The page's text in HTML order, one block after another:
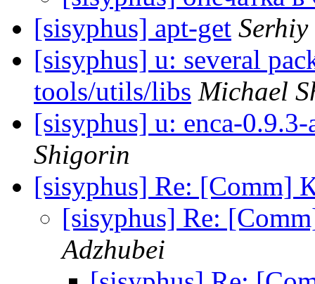
[sisyphus] apt-get
[sisyphus] u: several
tools/utils/libs Michael
[sisyphus] u: enca-
Shigorin
[sisyphus] Re: [Comm]
[sisyphus] Re:
Adzhubei